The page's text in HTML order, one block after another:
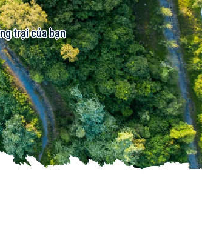
trại của bạn